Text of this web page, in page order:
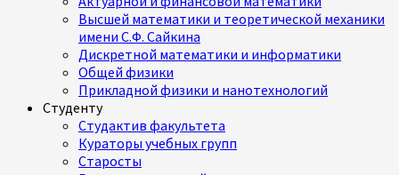
Высшей математики и теоретической механики
имени С.Ф. Сайкина
Дискретной математики и информатики
Общей физики
Прикладной физики и нанотехнологий
Студенту
Студактив факультета
Кураторы учебных групп
Старосты